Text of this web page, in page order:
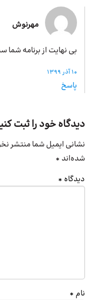
مهرنوش
بی نهایت از برنامه شما
10 آذر 1399
پاسخ
دیدگاه خود را ثبت
نشانی ایمیل شما منتشر
شده‌اند *
دیدگاه *
نام *